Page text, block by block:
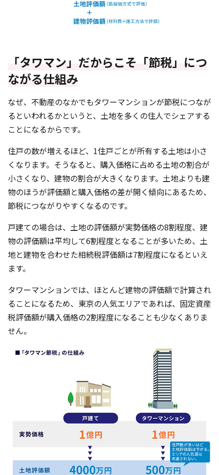
「タワマン」だからこそ「節税」につ
ながる仕組み
なぜ、不動産のなかでもタワーマンションが節税につなが
るといわれるかというと、土地を多くの住人でシェアする
ことになるからです。
住戸の数が増えるほど、1住戸ごとが所有する土地は小さ
くなります。そうなると、購入価格に占める土地の割合が
小さくなり、建物の割合が大きくなります。土地よりも建
物のほうが評価額と購入価格の差が開く傾向にあるため、
節税につながりやすくなるのです。
戸建ての場合は、土地の評価額が実勢価格の8割程度、建
物の評価額は平均して6割程度となることが多いため、土
地と建物を合わせた相続税評価額は7割程度になるといえ
ます。
タワーマンションでは、ほとんど建物の評価額で計算され
ることになるため、東京の人気エリアであれば、固定資産
税評価額が購入価格の2割程度になることも少なくありま
せん。